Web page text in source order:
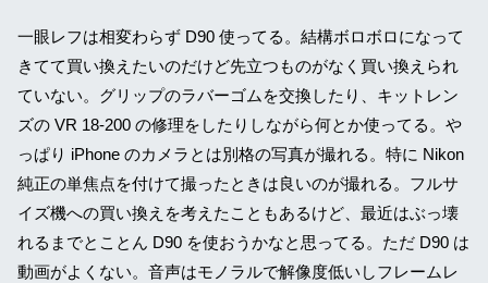
一眼レフは相変わらず D90 使ってる。結構ボロボロになって
きてて買い換えたいのだけど先立つものがなく買い換えられ
ていない。グリップのラバーゴムを交換したり、キットレン
ズの VR 18-200 の修理をしたりしながら何とか使ってる。や
っぱり iPhone のカメラとは別格の写真が撮れる。特に Nikon
純正の単焦点を付けて撮ったときは良いのが撮れる。フルサ
イズ機への買い換えを考えたこともあるけど、最近はぶっ壊
れるまでとことん D90 を使おうかなと思ってる。ただ D90 は
動画がよくない。音声はモノラルで解像度低いしフレームレ